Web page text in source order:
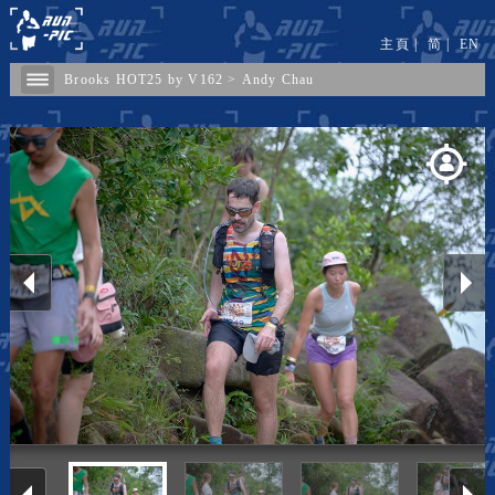
Brooks HOT25 by V162 > Andy Chau
主頁 | 简| EN